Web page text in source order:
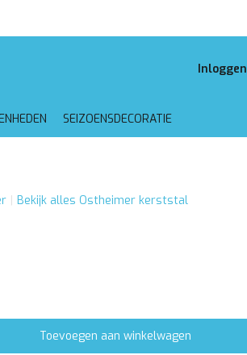
Inloggen
SEIZOENSDECORATIE
Bekijk alles Ostheimer kerststal
Toevoegen aan winkelwagen